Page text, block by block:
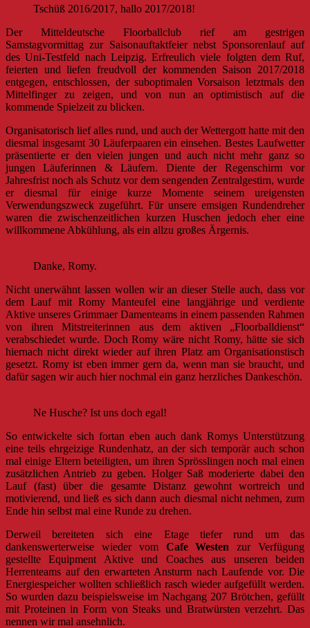
Tschüß 2016/2017, hallo 2017/2018!
Der Mitteldeutsche Floorballclub rief am gestrigen
Samstagvormittag zur Saisonauftaktfeier nebst Sponsorenlauf auf
des Uni-Testfeld nach Leipzig. Erfreulich viele folgten dem Ruf,
feierten und liefen freudvoll der kommenden Saison 2017/2018
entgegen, entschlossen, der suboptimalen Vorsaison letztmals den
Mittelfinger zu zeigen, und von nun an optimistisch auf die
kommende Spielzeit zu blicken.
Organisatorisch lief alles rund, und auch der Wettergott hatte mit den
diesmal insgesamt 30 Läuferpaaren ein einsehen. Bestes Laufwetter
präsentierte er den vielen jungen und auch nicht mehr ganz so
jungen Läuferinnen & Läufern. Diente der Regenschirm vor
Jahresfrist noch als Schutz vor dem sengenden Zentralgestirn, wurde
er diesmal für einige kurze Momente seinem ureigensten
Verwendungszweck zugeführt. Für unsere emsigen Rundendreher
waren die zwischenzeitlichen kurzen Huschen jedoch eher eine
willkommene Abkühlung, als ein allzu großes Ärgernis.
Danke, Romy.
Nicht unerwähnt lassen wollen wir an dieser Stelle auch, dass vor
dem Lauf mit Romy Manteufel eine langjährige und verdiente
Aktive unseres Grimmaer Damenteams in einem passenden Rahmen
von ihren Mitstreiterinnen aus dem aktiven „Floorballdienst“
verabschiedet wurde. Doch Romy wäre nicht Romy, hätte sie sich
hiernach nicht direkt wieder auf ihren Platz am Organisationstisch
gesetzt. Romy ist eben immer gern da, wenn man sie braucht, und
dafür sagen wir auch hier nochmal ein ganz herzliches Dankeschön.
Ne Husche? Ist uns doch egal!
So entwickelte sich fortan eben auch dank Romys Unterstützung
eine teils ehrgeizige Rundenhatz, an der sich temporär auch schon
mal einige Eltern beteiligten, um ihren Sprösslingen noch mal einen
zusätzlichen Antrieb zu geben. Holger Saß moderierte dabei den
Lauf (fast) über die gesamte Distanz gewohnt wortreich und
motivierend, und ließ es sich dann auch diesmal nicht nehmen, zum
Ende hin selbst mal eine Runde zu drehen.
Derweil bereiteten sich eine Etage tiefer rund um das
dankenswerterweise wieder vom Cafe Westen zur Verfügung
gestellte Equipment Aktive und Coaches aus unseren beiden
Herrenteams auf den erwarteten Ansturm nach Laufende vor. Die
Energiespeicher wollten schließlich rasch wieder aufgefüllt werden.
So wurden dazu beispielsweise im Nachgang 207 Brötchen, gefüllt
mit Proteinen in Form von Steaks und Bratwürsten verzehrt. Das
nennen wir mal ansehnlich.